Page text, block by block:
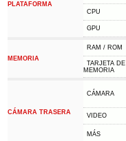
PLATAFORMA
CPU
GPU
MEMORIA
RAM / ROM
TARJETA DE
MEMORIA
CÁMARA TRASERA
CÁMARA
VIDEO
MÁS